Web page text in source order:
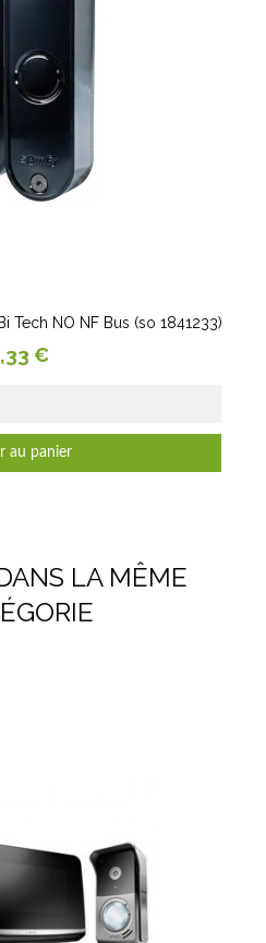
Tech NO NF Bus (so 1841233)
€
au panier
LA MÊME